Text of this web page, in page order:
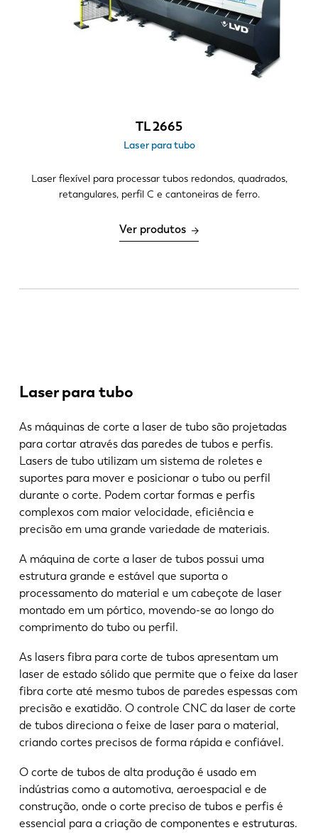
TL 2665
Laser para tubo
Laser flexível para processar tubos redondos, quadrados,
retangulares, perfil C e cantoneiras de ferro.
Ver produtos
Laser para tubo
As máquinas de corte a laser de tubo são projetadas
para cortar através das paredes de tubos e perfis.
Lasers de tubo utilizam um sistema de roletes e
suportes para mover e posicionar o tubo ou perfil
durante o corte. Podem cortar formas e perfis
complexos com maior velocidade, eficiência e
precisão em uma grande variedade de materiais.
A máquina de corte a laser de tubos possui uma
estrutura grande e estável que suporta o
processamento do material e um cabeçote de laser
montado em um pórtico, movendo-se ao longo do
comprimento do tubo ou perfil.
As lasers fibra para corte de tubos apresentam um
laser de estado sólido que permite que o feixe da laser
fibra corte até mesmo tubos de paredes espessas com
precisão e exatidão. O controle CNC da laser de corte
de tubos direciona o feixe de laser para o material,
criando cortes precisos de forma rápida e confiável.
O corte de tubos de alta produção é usado em
indústrias como a automotiva, aeroespacial e de
construção, onde o corte preciso de tubos e perfis é
essencial para a criação de componentes e estruturas.
EN NL
IT
ES
PL SK
KO CN